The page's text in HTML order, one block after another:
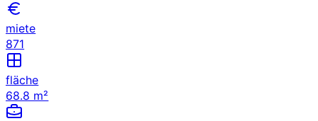
miete
871
fläche
68.8 m²